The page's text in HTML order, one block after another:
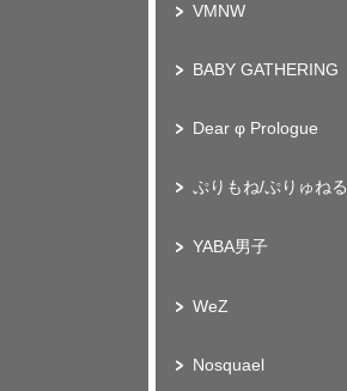
VMNW
BABY GATHERING
Dear φ Prologue
ぷりもね/ぷりゅねる
YABA男子
WeZ
Nosquael